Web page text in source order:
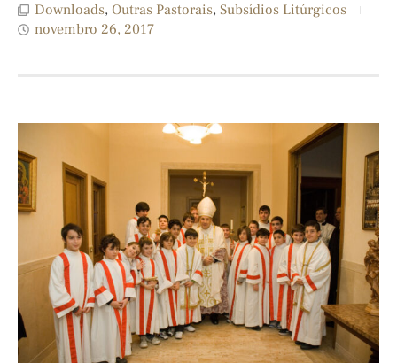
Downloads, Outras Pastorais, Subsídios Litúrgicos
novembro 26, 2017